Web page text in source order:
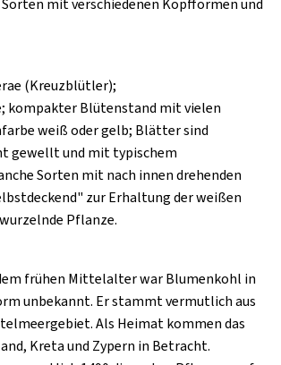
mit verschiedenen Kopfformen und
(Kreuzblütler);
kompakter Blütenstand mit vielen
weiß oder gelb; Blätter sind
gewellt und mit typischem
Sorten mit nach innen drehenden
zur Erhaltung der weißen
Pflanze.
frühen Mittelalter war Blumenkohl in
unbekannt. Er stammt vermutlich aus
Als Heimat kommen das
Kreta und Zypern in Betracht.